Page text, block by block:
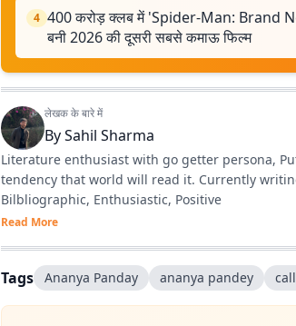
4 400 करोड़ क्लब में 'Spider-Man: Brand
बनी 2026 की दूसरी सबसे कमाऊ फिल्म
लेखक के बारे में
BySahil Sharma
Literature enthusiast with go getter persona,
tendency that world will read it. Currently
Bilbliographic, Enthusiastic, Positive
Read More
Tags Ananya Panday ananya pandey